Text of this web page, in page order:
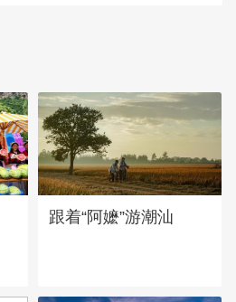
跟着“阿嬷”游潮汕